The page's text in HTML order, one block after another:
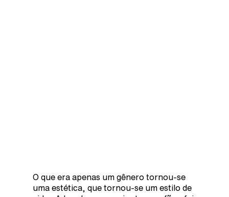
O que era apenas um gênero tornou-se
uma estética, que tornou-se um estilo de